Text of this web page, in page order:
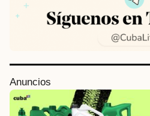
Anuncios
P
o